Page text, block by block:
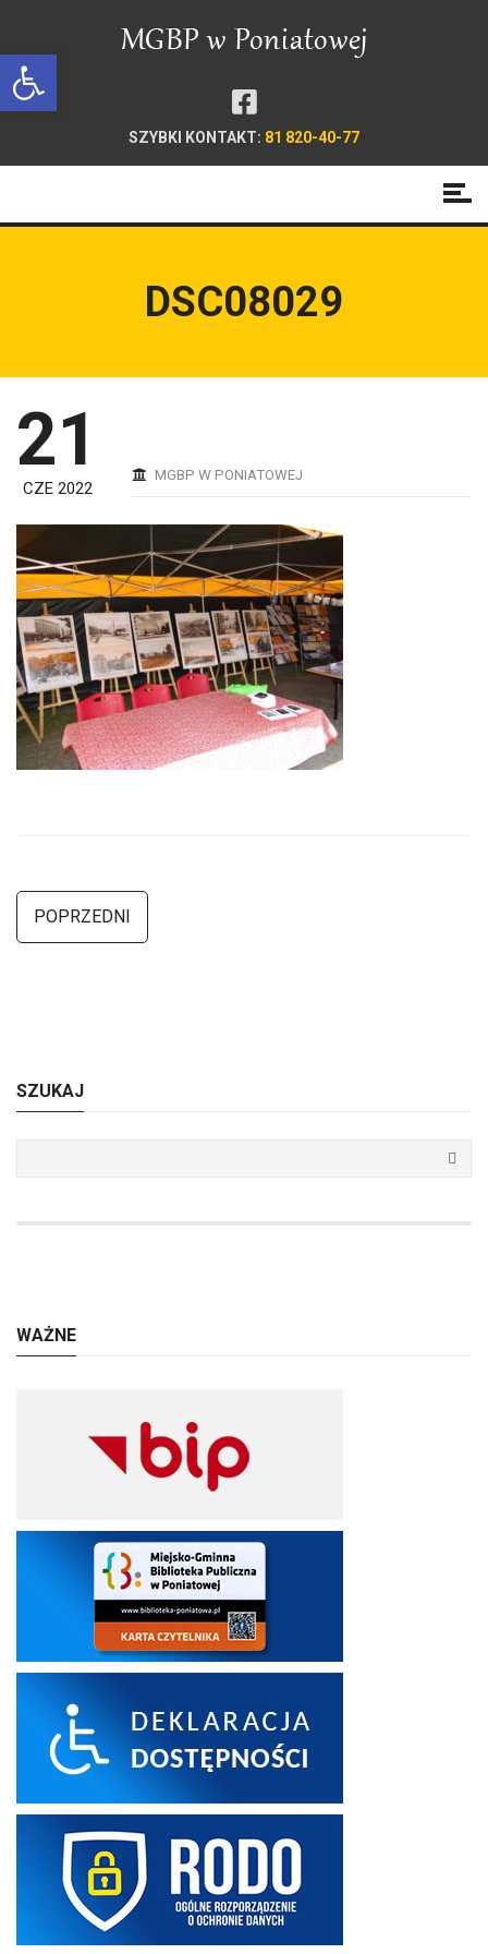
Open toolbar
SZYBKI KONTAKT: 81 820-40-77
DSC08029
21
CZE 2022
MGBP W PONIATOWEJ
POPRZEDNI
SZUKAJ
WAŻNE